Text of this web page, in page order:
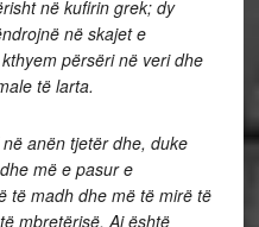
në kufirin grek; dy
në skajet e
përsëri në veri dhe
të larta.
anën tjetër dhe, duke
më e pasur e
të madh dhe më të mirë të
mbretërisë. Ai është